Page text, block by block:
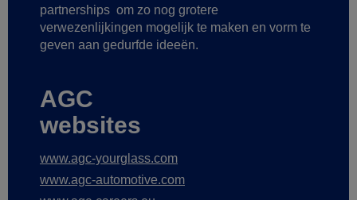
partnerships om zo nog grotere
verwezenlijkingen mogelijk te maken en vorm te
geven aan gedurfde ideeën.
AGC
websites
www.agc-yourglass.com
www.agc-automotive.com